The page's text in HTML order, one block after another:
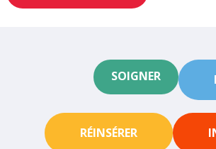
SOIGNER
RÉINSÉRER